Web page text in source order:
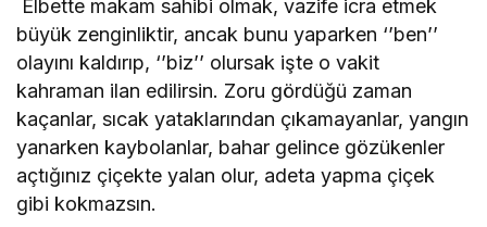
Elbette makam sahibi olmak, vazife icra etmek
büyük zenginliktir, ancak bunu yaparken ‘’ben’’
olayını kaldırıp, ‘’biz’’ olursak işte o vakit
kahraman ilan edilirsin. Zoru gördüğü zaman
kaçanlar, sıcak yataklarından çıkamayanlar, yangın
yanarken kaybolanlar, bahar gelince gözükenler
açtığınız çiçekte yalan olur, adeta yapma çiçek
gibi kokmazsın.